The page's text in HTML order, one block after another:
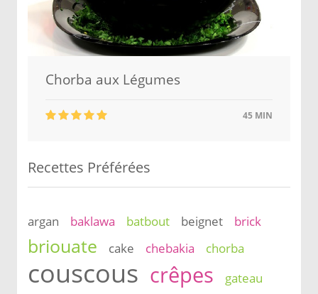
Chorba aux Légumes
45 MIN
Recettes Préférées
argan baklawa batbout beignet brick
briouate cake chebakia chorba
couscous crêpes
gateau